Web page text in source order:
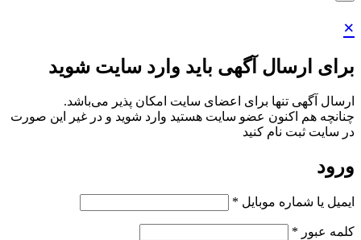
×
برای ارسال آگهی باید وارد سایت شوید
ارسال آگهی تنها برای اعضای سایت امکان پذیر می‌باشد.
چنانچه هم‌ اکنون عضو سایت هستید وارد شوید و در غیر این صورت
در سایت ثبت نام کنید
ورود
ایمیل یا شماره موبایل *
کلمه عبور *